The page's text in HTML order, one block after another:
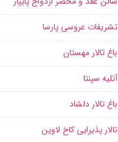
تشریفات عروسی پارسا
باغ تالار مهستان
آتلیه سپنتا
باغ تالار دلشاد
تالار پذیرایی کاخ لاوین